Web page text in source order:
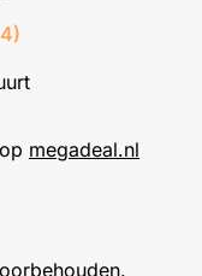
megadeal.nl